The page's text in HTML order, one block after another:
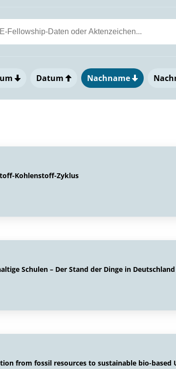
Datum Nachname
Kohlenstoff-Zyklus
Schulen – Der Stand der Dinge in Deutschland
from fossil resources to sustainable bio-based